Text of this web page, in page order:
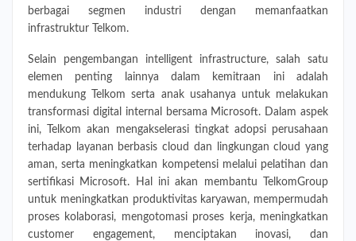
berbagai segmen industri dengan memanfaatkan
infrastruktur Telkom.
Selain pengembangan intelligent infrastructure, salah satu
elemen penting lainnya dalam kemitraan ini adalah
mendukung Telkom serta anak usahanya untuk melakukan
transformasi digital internal bersama Microsoft. Dalam aspek
ini, Telkom akan mengakselerasi tingkat adopsi perusahaan
terhadap layanan berbasis cloud dan lingkungan cloud yang
aman, serta meningkatkan kompetensi melalui pelatihan dan
sertifikasi Microsoft. Hal ini akan membantu TelkomGroup
untuk meningkatkan produktivitas karyawan, mempermudah
proses kolaborasi, mengotomasi proses kerja, meningkatkan
customer engagement, menciptakan inovasi, dan